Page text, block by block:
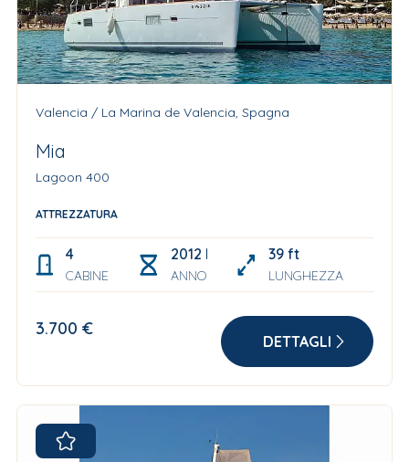
Valencia / La Marina de Valencia, Spagna
Mia
Lagoon 400
ATTREZZATURA
4
CABINE
2012 Refit: 2022
ANNO
39 ft
LUNGHEZZA
3.700 €
DETTAGLI